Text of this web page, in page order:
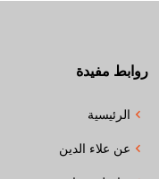
روابط مفيدة
الرئيسية
عن علاء الدين